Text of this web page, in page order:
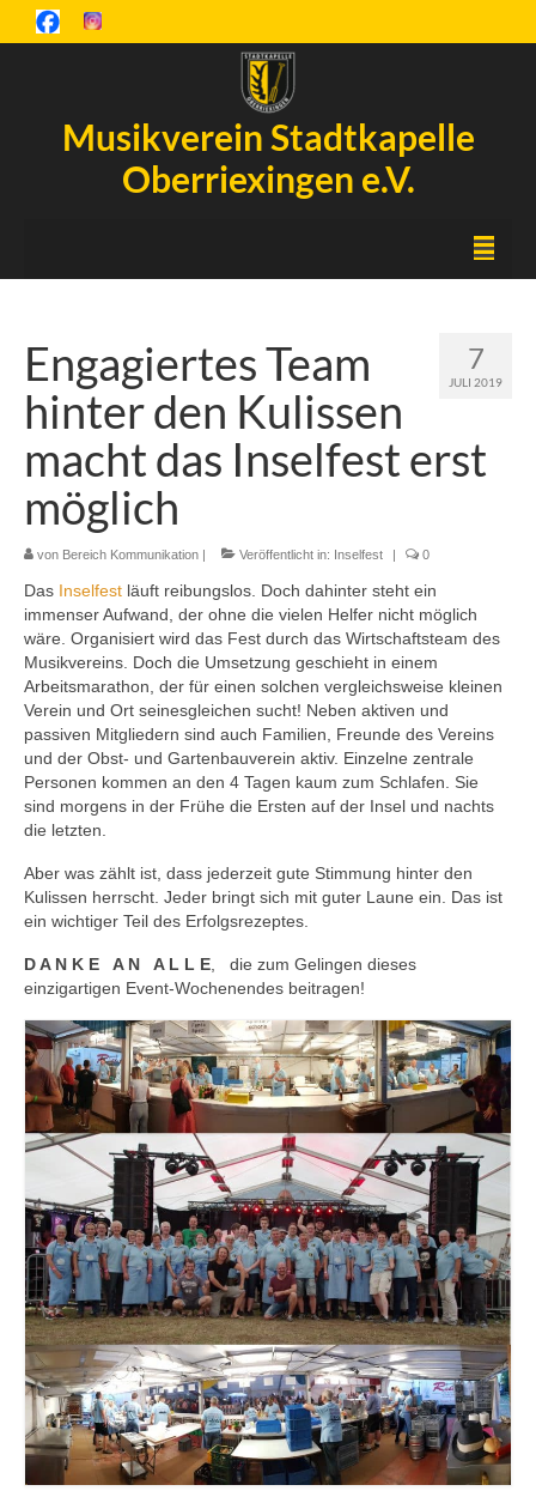
Musikverein Stadtkapelle
Oberriexingen e.V.
Inselfest
Aktuelles
Chronik
Orchester
Ausbildung
Downloads
Kontakt
Sponsoring
7
JULI 2019
Engagiertes Team
hinter den Kulissen
macht das Inselfest erst
möglich
von Bereich Kommunikation | Veröffentlicht in: Inselfest | 0
Das Inselfest läuft reibungslos. Doch dahinter steht ein
immenser Aufwand, der ohne die vielen Helfer nicht möglich
wäre. Organisiert wird das Fest durch das Wirtschaftsteam des
Musikvereins. Doch die Umsetzung geschieht in einem
Arbeitsmarathon, der für einen solchen vergleichsweise kleinen
Verein und Ort seinesgleichen sucht! Neben aktiven und
passiven Mitgliedern sind auch Familien, Freunde des Vereins
und der Obst- und Gartenbauverein aktiv. Einzelne zentrale
Personen kommen an den 4 Tagen kaum zum Schlafen. Sie
sind morgens in der Frühe die Ersten auf der Insel und nachts
die letzten.
Aber was zählt ist, dass jederzeit gute Stimmung hinter den
Kulissen herrscht. Jeder bringt sich mit guter Laune ein. Das ist
ein wichtiger Teil des Erfolgsrezeptes.
D A N K E A N A L L E , die zum Gelingen dieses
einzigartigen Event-Wochenendes beitragen!